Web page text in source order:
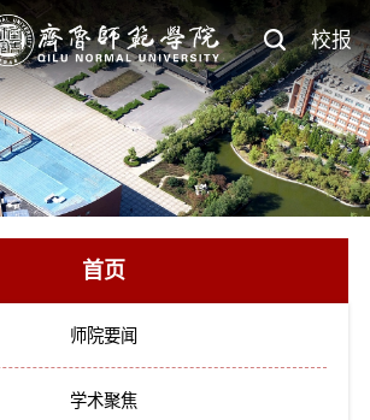
校报
首页
师院要闻
学术聚焦